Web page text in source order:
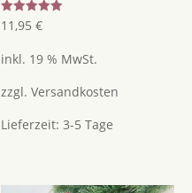
Bewertet
mit
von 5
11,95€
inkl. 19 % MwSt.
zzgl.Versandkosten
Lieferzeit:3-5 Tage